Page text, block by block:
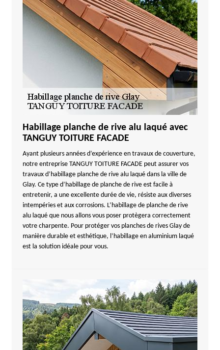
Habillage planche de rive alu laqué avec
TANGUY TOITURE FACADE
Ayant plusieurs années d’expérience en travaux de couverture,
notre entreprise TANGUY TOITURE FACADE peut assurer vos
travaux d’habillage planche de rive alu laqué dans la ville de
Glay. Ce type d’habillage de planche de rive est facile à
entretenir, a une excellente durée de vie, résiste aux diverses
intempéries et aux corrosions. L’habillage de planche de rive
alu laqué que nous allons vous poser protègera correctement
votre charpente. Pour protéger vos planches de rives Glay de
manière durable et esthétique, l’habillage en aluminium laqué
est la solution idéale pour vous.